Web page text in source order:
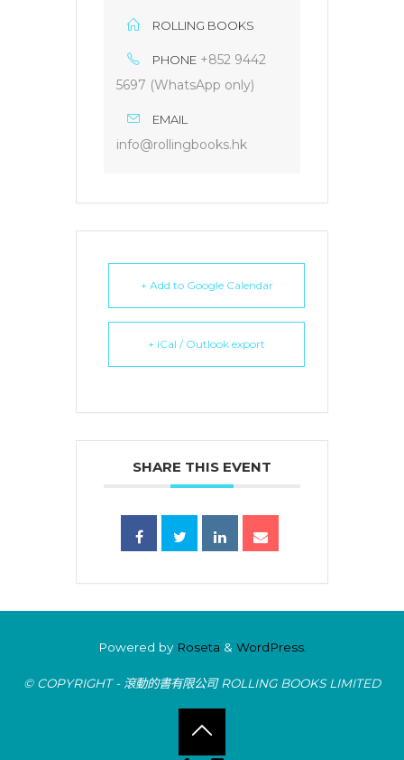
ROLLING BOOKS
PHONE +852 9442
5697 (WhatsApp only)
EMAIL
info@rollingbooks.hk
+ Add to Google Calendar
+ iCal / Outlook export
SHARE THIS EVENT
Powered byRoseta & WordPress.
© COPYRIGHT - 滾動的書有限公司 ROLLING BOOKS LIMITED